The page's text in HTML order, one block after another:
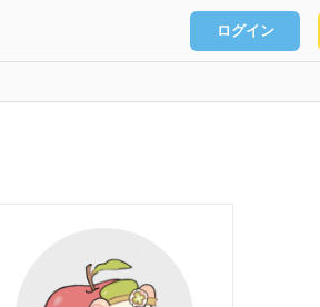
ログイン